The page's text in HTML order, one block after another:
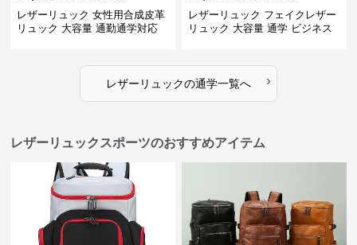
レザーリュック 女性用合成皮革
リュック 大容量 通勤通学対応
レザーリュック フェイクレザー
リュック 大容量 通学 ビジネス
レザーリュックの通学一覧へ ›
レザーリュックスポーツのおすすめアイテム